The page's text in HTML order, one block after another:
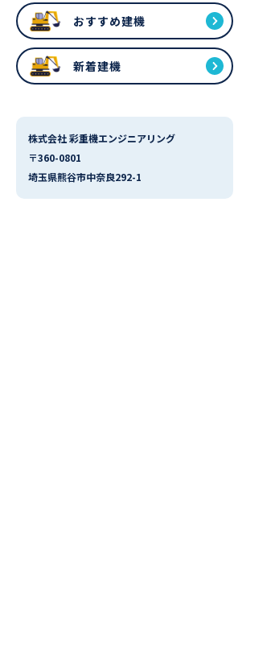
おすすめ建機
新着建機
株式会社 彩重機エンジニアリング
〒360-0801
埼玉県熊谷市中奈良292-1